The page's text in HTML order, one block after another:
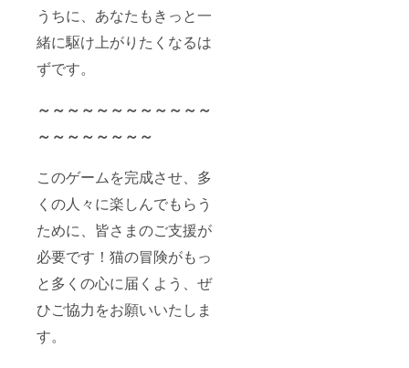
うちに、あなたもきっと一
緒に駆け上がりたくなるは
ずです。
～～～～～～～～～～～～
～～～～～～～～
このゲームを完成させ、多
くの人々に楽しんでもらう
ために、皆さまのご支援が
必要です！猫の冒険がもっ
と多くの心に届くよう、ぜ
ひご協力をお願いいたしま
す。